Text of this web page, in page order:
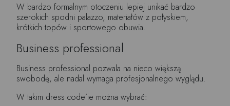
W bardzo formalnym otoczeniu lepiej unikać bardzo
szerokich spodni palazzo, materiałów z połyskiem,
krótkich topów i sportowego obuwia.
Business professional
Business professional pozwala na nieco większą
swobodę, ale nadal wymaga profesjonalnego wyglądu.
W takim dress code’ie można wybrać: